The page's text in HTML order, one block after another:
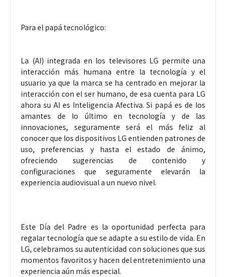
Para el papá tecnológico:
La (AI) integrada en los televisores LG permite una
interacción más humana entre la tecnología y el
usuario ya que la marca se ha centrado en mejorar la
interacción con el ser humano, de esa cuenta para LG
ahora su AI es Inteligencia Afectiva. Si papá es de los
amantes de lo último en tecnología y de las
innovaciones, seguramente será el más feliz al
conocer que los dispositivos LG entienden patrones de
uso, preferencias y hasta el estado de ánimo,
ofreciendo sugerencias de contenido y
configuraciones que seguramente elevarán la
experiencia audiovisual a un nuevo nivel.
Este Día del Padre es la oportunidad perfecta para
regalar tecnología que se adapte a su estilo de vida. En
LG, celebramos su autenticidad con soluciones que sus
momentos favoritos y hacen del entretenimiento una
experiencia aún más especial.